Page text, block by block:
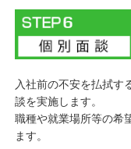
入社前の不安を払拭す
談を実施します。
職種や就業場所等の希
ます。